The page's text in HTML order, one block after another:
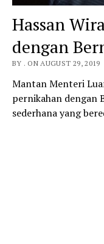
Hassan
dengan
BY . ON AUGUST 29, 2019
Mantan Menteri
pernikahan dengan
sederhana yang